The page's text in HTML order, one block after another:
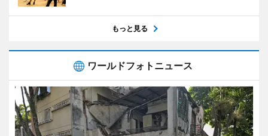
もっと見る
ワールドフォトニュース